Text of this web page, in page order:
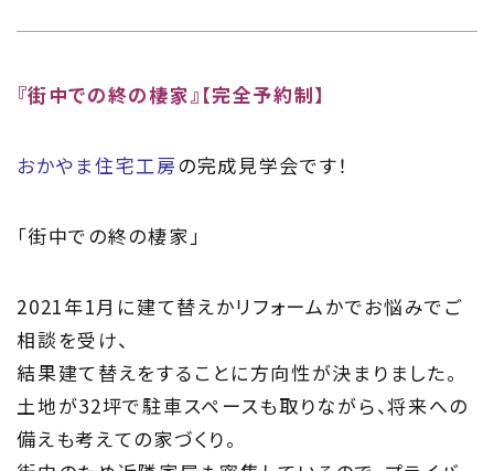
住まい夢ネットとは
Concept
私たちの目指す家づくり
Members
住まい夢ネット加盟工務店
『街中での終の棲家』【完全予約制】
おかやま住宅工房の完成見学会です！
「街中での終の棲家」
2021年1月に建て替えかリフォームかでお悩みでご
相談を受け、
結果建て替えをすることに方向性が決まりました。
土地が32坪で駐車スペースも取りながら、将来への
備えも考えての家づくり。